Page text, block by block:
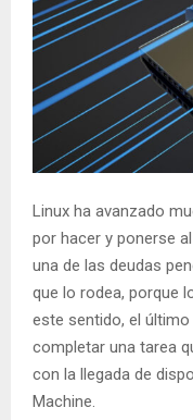
Linux ha avanzado
por hacer y ponerse
una de las deudas
que lo rodea, porque
este sentido, el
completar una tarea
con la llegada de
Machine.